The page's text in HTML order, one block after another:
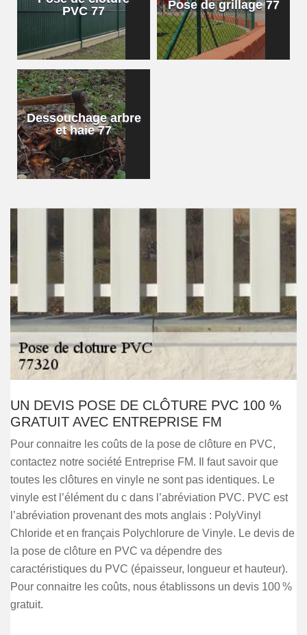
PVC 77
Pose de grillage 77
Dessouchage arbre
et haie 77
UN DEVIS POSE DE CLÔTURE PVC 100 %
GRATUIT AVEC ENTREPRISE FM
Pour connaitre les coûts de la pose de clôture en PVC,
contactez notre société Entreprise FM. Il faut savoir que
toutes les clôtures en vinyle ne sont pas identiques. Le
vinyle est l’élément du c dans l’abréviation PVC. PVC est
l’abréviation provenant des mots anglais : PolyVinyl
Chloride et en français Polychlorure de Vinyle. Le devis de
la pose de clôture en PVC va dépendre des
caractéristiques du PVC (épaisseur, longueur et hauteur).
Pour connaitre les coûts, nous établissons un devis 100 %
gratuit.